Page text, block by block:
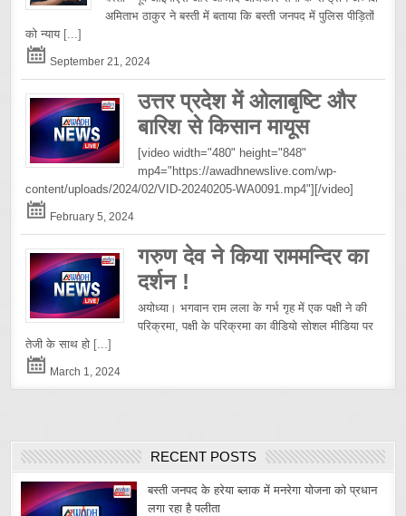
अमिताभ ठाकुर ने बस्ती में बताया कि बस्ती जनपद में पुलिस पीड़ितों
को न्याय [...]
September 21, 2024
उत्तर प्रदेश में ओलाबृष्टि और
बारिश से किसान मायूस
[video width="480" height="848"
mp4="https://awadhnewslive.com/wp-
content/uploads/2024/02/VID-20240205-WA0091.mp4"][/video]
February 5, 2024
गरुण देव ने किया राममन्दिर का
दर्शन !
अयोध्या। भगवान राम लला के गर्भ गृह में एक पक्षी ने की
परिक्रमा, पक्षी के परिक्रमा का वीडियो सोशल मीडिया पर
तेजी के साथ हो [...]
March 1, 2024
RECENT POSTS
बस्ती जनपद के हरेया ब्लाक में मनरेगा योजना को प्रधान
लगा रहा है पलीता